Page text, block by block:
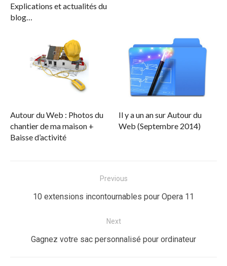
Explications et actualités du
blog…
Autour du Web : Photos du
chantier de ma maison +
Baisse d’activité
Il y a un an sur Autour du
Web (Septembre 2014)
Previous
Previous
10 extensions incontournables pour Opera 11
Next
Next
Gagnez votre sac personnalisé pour ordinateur